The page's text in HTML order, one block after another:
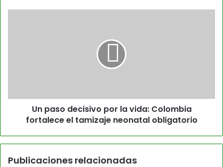
Un paso decisivo por la vida: Colombia
fortalece el tamizaje neonatal obligatorio
Publicaciones relacionadas